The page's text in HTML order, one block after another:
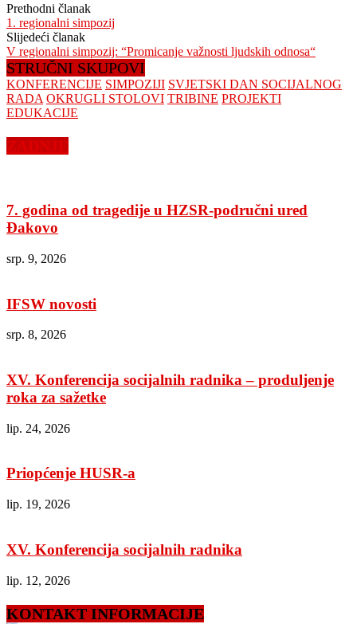
Prethodni članak
1. regionalni simpozij
Slijedeći članak
V regionalni simpozij: “Promicanje važnosti ljudskih odnosa“
STRUČNI SKUPOVI
KONFERENCIJE SIMPOZIJI SVJETSKI DAN SOCIJALNOG
RADA OKRUGLI STOLOVI TRIBINE PROJEKTI
EDUKACIJE
7. godina od tragedije u HZSR-područni ured
Đakovo
srp. 9, 2026
IFSW novosti
srp. 8, 2026
XV. Konferencija socijalnih radnika – produljenje
roka za sažetke
lip. 24, 2026
Priopćenje HUSR-a
lip. 19, 2026
XV. Konferencija socijalnih radnika
lip. 12, 2026
KONTAKT INFORMACIJE